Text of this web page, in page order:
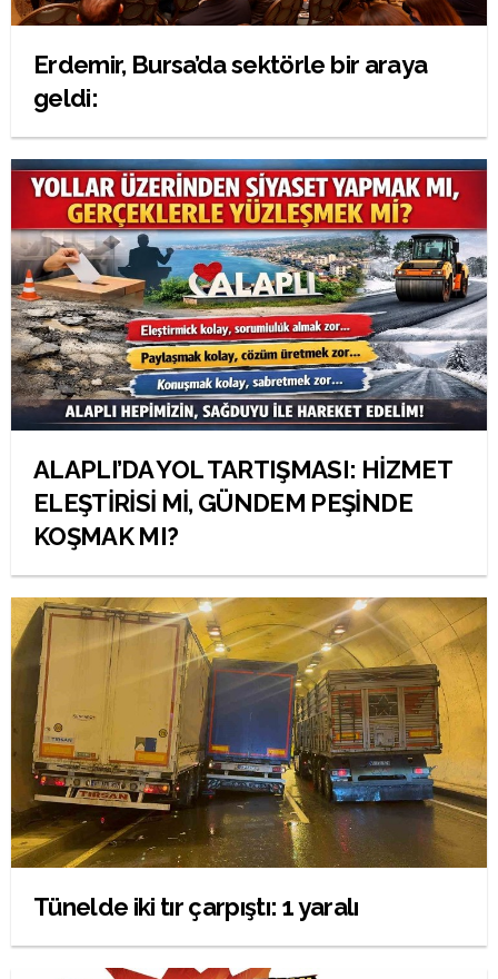
Erdemir, Bursa’da sektörle bir araya
geldi:
ALAPLI’DA YOL TARTIŞMASI: HİZMET
ELEŞTİRİSİ Mİ, GÜNDEM PEŞİNDE
KOŞMAK MI?
Tünelde iki tır çarpıştı: 1 yaralı